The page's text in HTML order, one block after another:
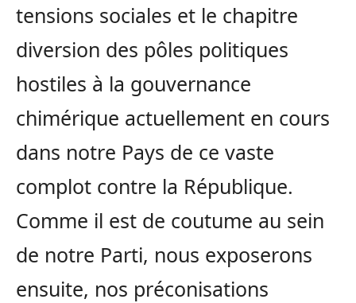
tensions sociales et le chapitre
diversion des pôles politiques
hostiles à la gouvernance
chimérique actuellement en cours
dans notre Pays de ce vaste
complot contre la République.
Comme il est de coutume au sein
de notre Parti, nous exposerons
ensuite, nos préconisations